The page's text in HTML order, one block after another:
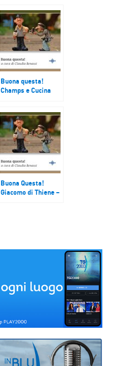
Buona questa!
Champs e Cucina
Buona Questa!
Giacomo di Thiene –